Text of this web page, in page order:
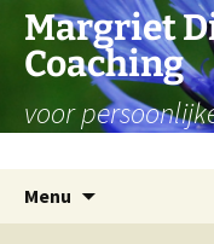
naarMargriet
Coaching
voor
Menu